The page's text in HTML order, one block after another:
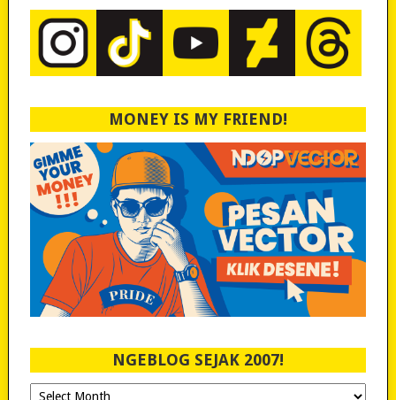
MONEY IS MY FRIEND!
NGEBLOG SEJAK 2007!
Ngeblog